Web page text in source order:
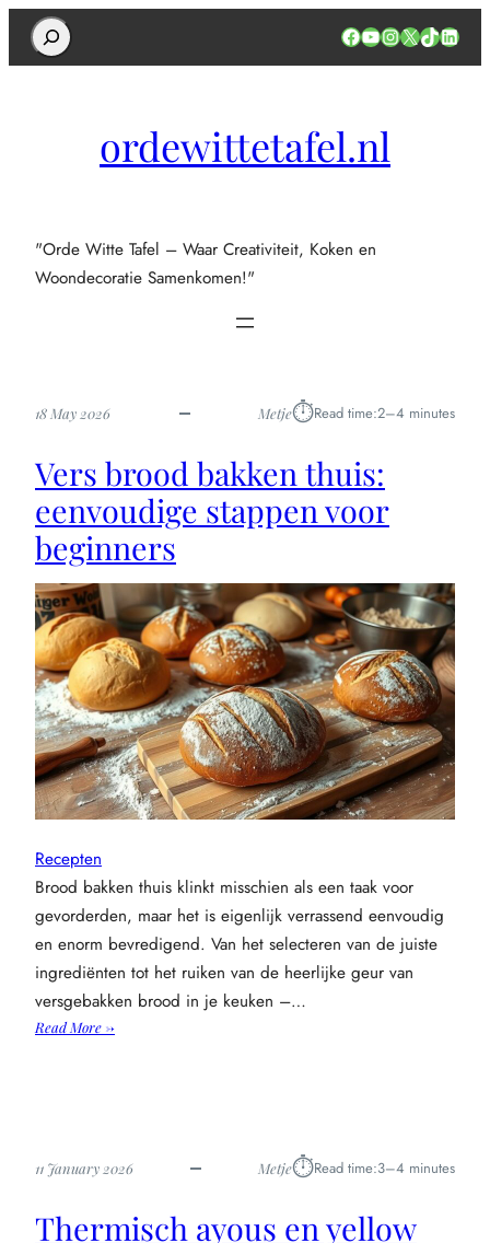
Search Facebook
YouTube
Instagram
X TikTok
ordewittetafel.nl
"Orde Witte Tafel – Waar Creativiteit, Koken en
Woondecoratie Samenkomen!"
18 May 2026 Metje⏱︎Read time:2–4 minutes
Vers brood bakken thuis:
eenvoudige stappen voor
beginners
Recepten
Brood bakken thuis klinkt misschien als een taak voor
gevorderden, maar het is eigenlijk verrassend eenvoudig
en enorm bevredigend. Van het selecteren van de juiste
ingrediënten tot het ruiken van de heerlijke geur van
versgebakken brood in je keuken –…
Read More →:
stappen
beginners
11 January 2026 Metje⏱︎Read time:3–4 minutes
Thermisch ayous en yellow